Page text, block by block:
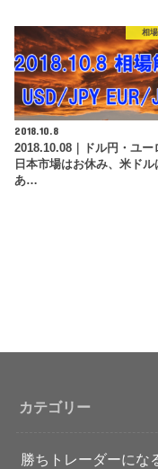
相
2018.10.8
2018.10.08｜ドル円・ユー
日本市場はお休み、米ドル
あ…
カテゴリー
勝ちトレーダーにな